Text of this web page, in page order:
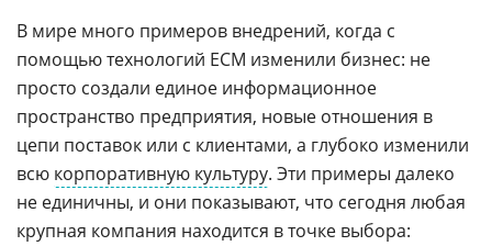
В мире много примеров внедрений, когда с
помощью технологий ECM изменили бизнес: не
просто создали единое информационное
пространство предприятия, новые отношения в
цепи поставок или с клиентами, а глубоко изменили
всю корпоративную культуру. Эти примеры далеко
не единичны, и они показывают, что сегодня любая
крупная компания находится в точке выбора: